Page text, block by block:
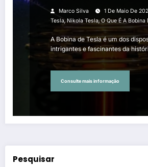
Marco Silva 1 De Maio De
Tesla,Nikola Tesla,O Que É A Bobina
A Bobina de Tesla é um dos
intrigantes e fascinantes da
Consulte mais informação
Pesquisar